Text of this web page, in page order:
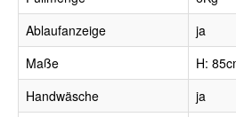
Ablaufanzeige
ja
Maße
H:
Handwäsche
ja